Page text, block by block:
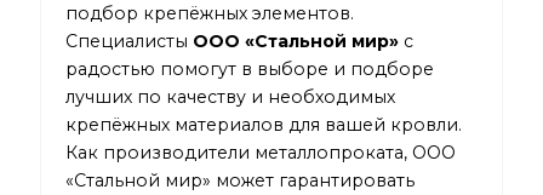
подбор крепёжных элементов.
Специалисты ООО «Стальной мир» с
радостью помогут в выборе и подборе
лучших по качеству и необходимых
крепёжных материалов для вашей кровли.
Как производители металлопроката, ООО
«Стальной мир» может гарантировать